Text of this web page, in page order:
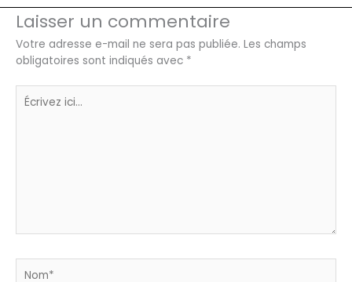
Laisser un commentaire
Votre adresse e-mail ne sera pas publiée. Les champs
obligatoires sont indiqués avec *
Écrivez
ici…